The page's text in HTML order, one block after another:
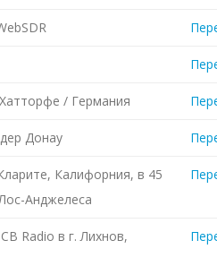
/ Германия
Донау
Калифорния, в 45
Анджелеса
Radio в г. Лихнов,